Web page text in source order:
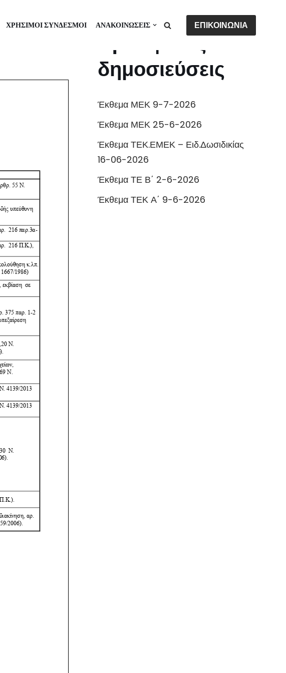
ΧΡΗΣΙΜΟΙ ΣΥΝΔΕΣΜΟΙ ΑΝΑΚΟΙΝΩΣΕΙΣ ΕΠΙΚΟΙΝΩΝΙΑ
Πρόσφατες
δημοσιεύσεις
Έκθεμα ΜΕΚ 9-7-2026
Έκθεμα ΜΕΚ 25-6-2026
Έκθεμα ΤΕΚ.ΕΜΕΚ – Ειδ.Δωσιδικίας
16-06-2026
Έκθεμα ΤΕ Β΄ 2-6-2026
Έκθεμα ΤΕΚ Α΄ 9-6-2026